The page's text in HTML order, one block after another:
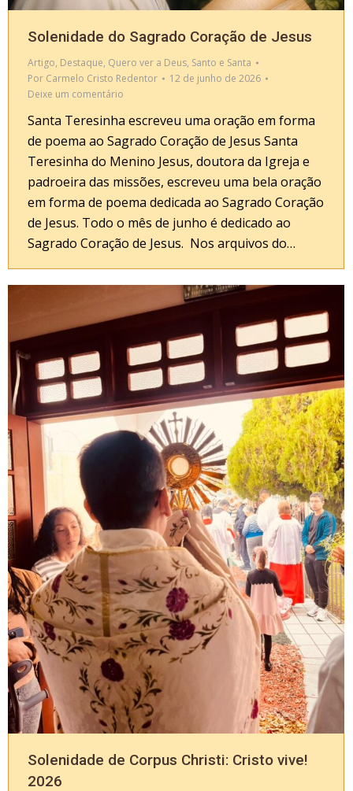
Solenidade do Sagrado Coração de Jesus
Artigo, Destaque, Quero ver a Deus, Santo e Santa
Por Carmelo Cristo Redentor
12 de junho de 2026
Deixe um comentário
Santa Teresinha escreveu uma oração em forma
de poema ao Sagrado Coração de Jesus Santa
Teresinha do Menino Jesus, doutora da Igreja e
padroeira das missões, escreveu uma bela oração
em forma de poema dedicada ao Sagrado Coração
de Jesus. Todo o mês de junho é dedicado ao
Sagrado Coração de Jesus. Nos arquivos do…
Solenidade de Corpus Christi: Cristo vive!
2026